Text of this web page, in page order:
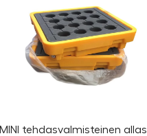
MINI tehdasvalmisteinen allas